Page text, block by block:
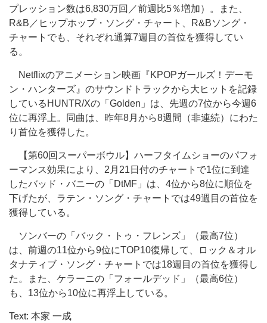
プレッション数は6,830万回／前週比5％増加）。また、
R&B／ヒップホップ・ソング・チャート、R&Bソング・
チャートでも、それぞれ通算7週目の首位を獲得してい
る。
Netflixのアニメーション映画『KPOPガールズ！デーモ
ン・ハンターズ』のサウンドトラックから大ヒットを記録
しているHUNTR/Xの「Golden」は、先週の7位から今週6
位に再浮上。同曲は、昨年8月から8週間（非連続）にわた
り首位を獲得した。
【第60回スーパーボウル】ハーフタイムショーのパフォ
ーマンス効果により、2月21日付のチャートで1位に到達
したバッド・バニーの「DtMF」は、4位から8位に順位を
下げたが、ラテン・ソング・チャートでは49週目の首位を
獲得している。
ソンバーの「バック・トゥ・フレンズ」（最高7位）
は、前週の11位から9位にTOP10復帰して、ロック＆オル
タナティブ・ソング・チャートでは18週目の首位を獲得し
た。また、ケラーニの「フォールデッド」（最高6位）
も、13位から10位に再浮上している。
Text: 本家 一成